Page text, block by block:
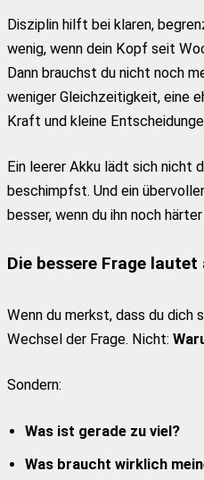
Disziplin hilft bei klaren,
wenig, wenn dein Kopf seit
Dann brauchst du nicht noch
weniger Gleichzeitigkeit, eine
Kraft und kleine
Ein leerer Akku lädt sich nicht
beschimpfst. Und ein
besser, wenn du ihn noch
Die bessere Frage lautet
Wenn du merkst, dass du
Wechsel der Frage. Nicht:
Sondern:
Was ist gerade zu viel?
Was braucht wirklich